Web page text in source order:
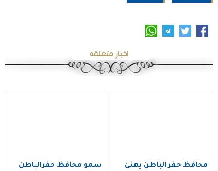
اخبار متعلقة
محافظ حفر الباطن يهنئ
سمو محافظ حفرالباطن